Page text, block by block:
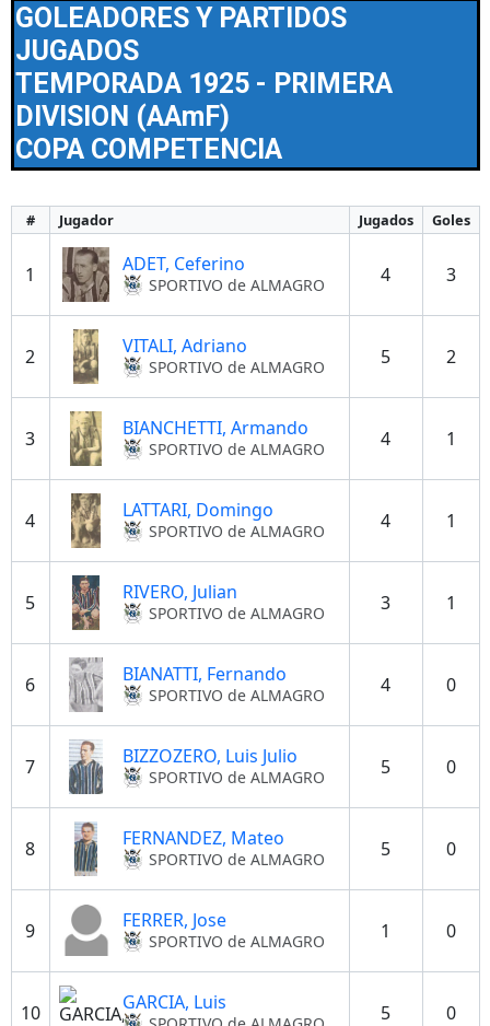
GOLEADORES Y PARTIDOS
JUGADOS
TEMPORADA 1925 - PRIMERA
DIVISION (AAmF)
COPA COMPETENCIA
# Jugador Jugados Goles
1 ADET, Ceferino
SPORTIVO de ALMAGRO 4 3
2 VITALI, Adriano
SPORTIVO de ALMAGRO 5 2
3 BIANCHETTI, Armando
SPORTIVO de ALMAGRO 4 1
4 LATTARI, Domingo
SPORTIVO de ALMAGRO 4 1
5 RIVERO, Julian
SPORTIVO de ALMAGRO 3 1
6 BIANATTI, Fernando
SPORTIVO de ALMAGRO 4 0
7 BIZZOZERO, Luis Julio
SPORTIVO de ALMAGRO 5 0
8 FERNANDEZ, Mateo
SPORTIVO de ALMAGRO 5 0
9 FERRER, Jose
SPORTIVO de ALMAGRO 1 0
10 GARCIA, Luis 5 0